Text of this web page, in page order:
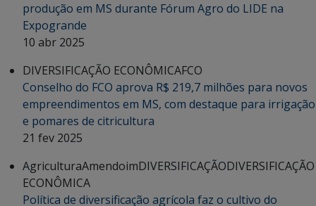
produção em MS durante Fórum Agro do LIDE na
Expogrande
10 abr 2025
DIVERSIFICAÇÃO ECONÔMICAFCO
Conselho do FCO aprova R$ 219,7 milhões para novos
empreendimentos em MS, com destaque para irrigação
e pomares de citricultura
21 fev 2025
AgriculturaAmendoimDIVERSIFICAÇÃODIVERSIFICAÇÃO
ECONÔMICA
Política de diversificação agrícola faz o cultivo do